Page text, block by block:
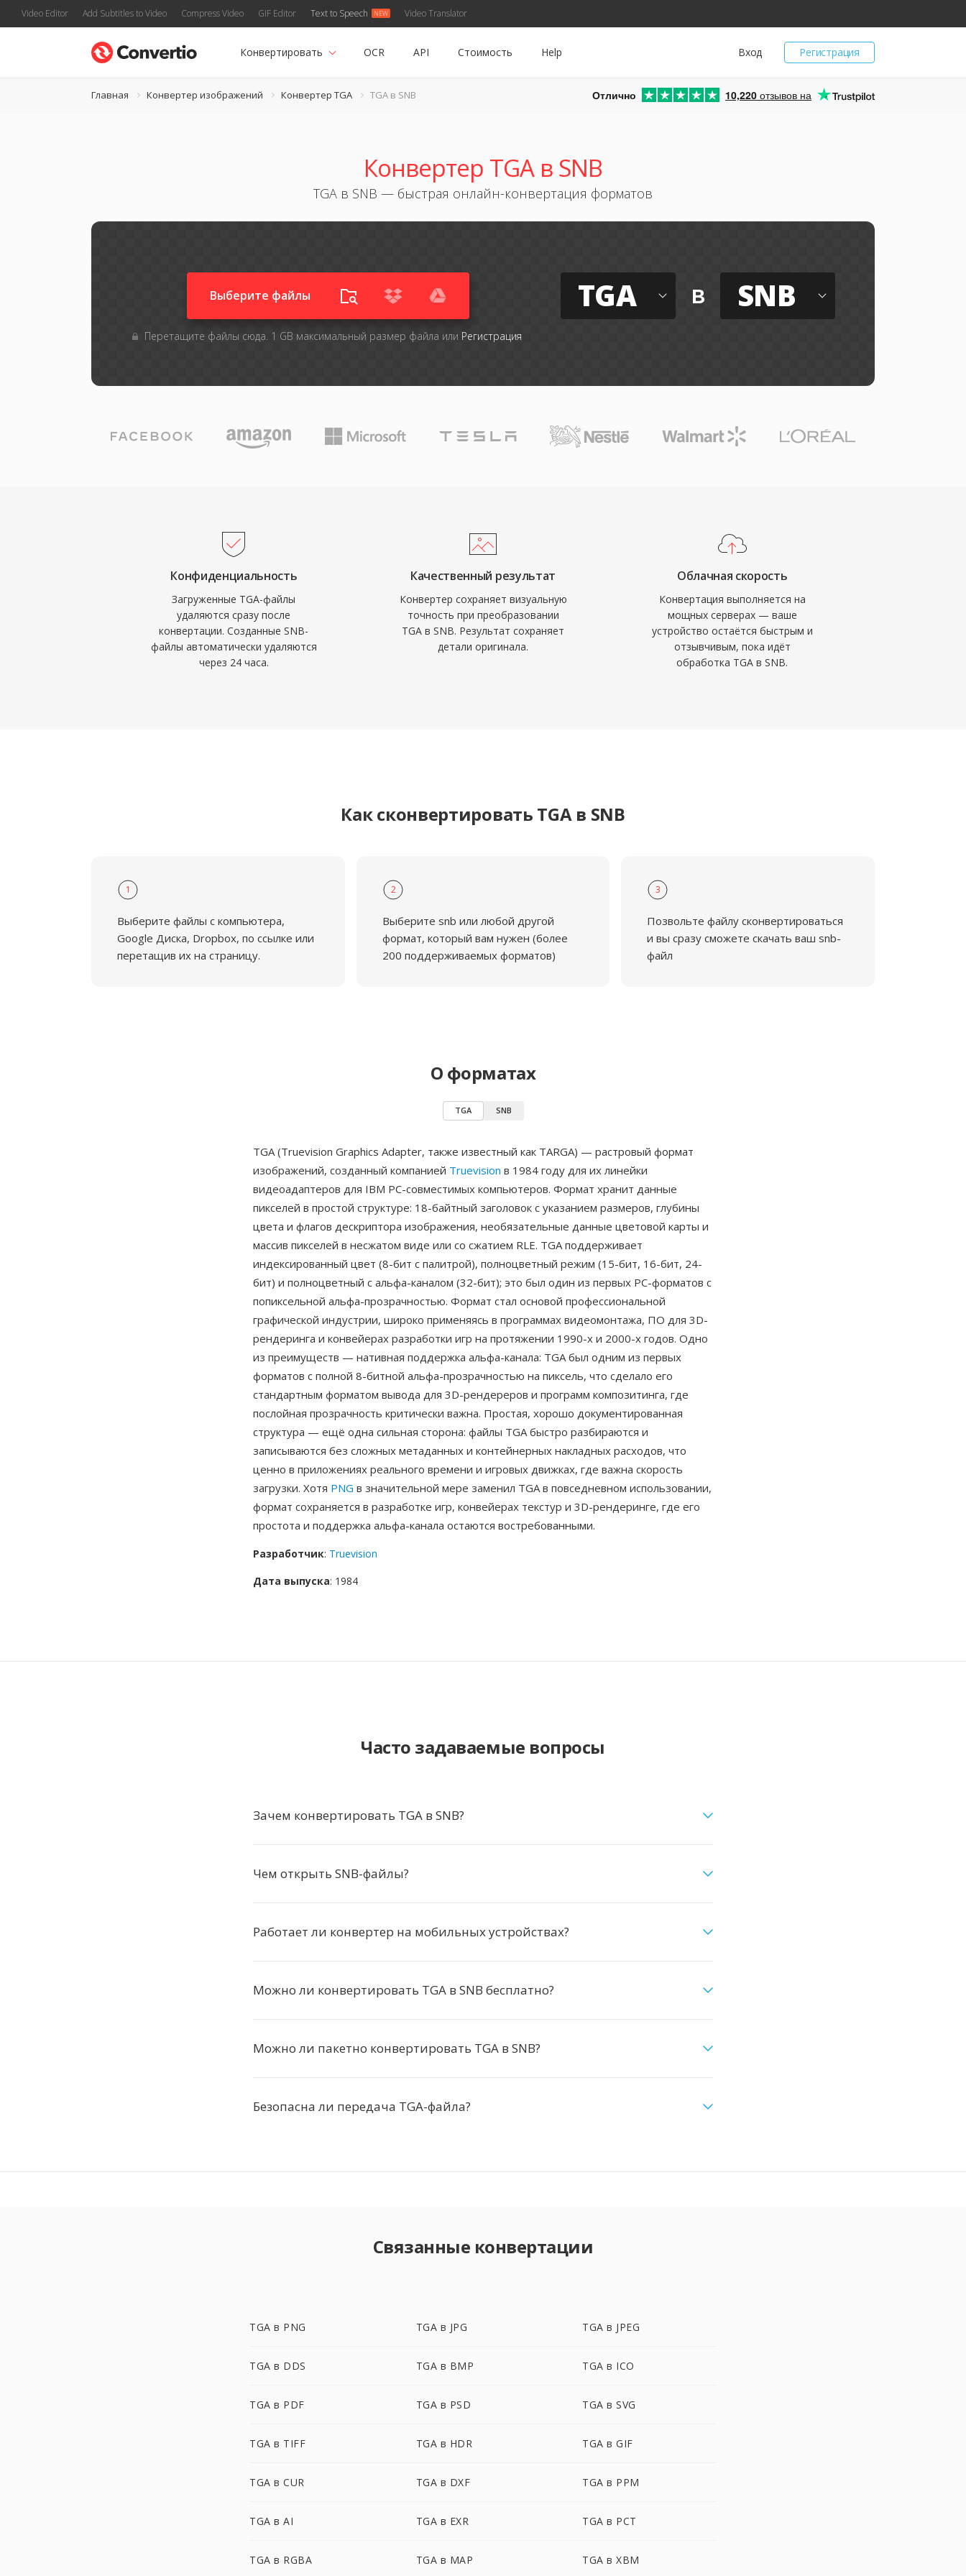
Video Editor Add Subtitles to Video Compress Video GIF Editor Text to Speech Video Translator
Регистрация
Вход
Конвертировать OCR API Стоимость Help
Главная Конвертер изображений Конвертер TGA TGA в SNB Отлично 10,220 отзывов на
Конвертер TGA в SNB
TGA в SNB — быстрая онлайн-конвертация форматов
Выберите файлы
Перетащите файлы сюда. 1 GB максимальный размер файла или Регистрация
TGA в SNB
Конфиденциальность
Загруженные TGA-файлы
удаляются сразу после
конвертации. Созданные SNB-
файлы автоматически удаляются
через 24 часа.
Качественный результат
Конвертер сохраняет визуальную
точность при преобразовании
TGA в SNB. Результат сохраняет
детали оригинала.
Облачная скорость
Конвертация выполняется на
мощных серверах — ваше
устройство остаётся быстрым и
отзывчивым, пока идёт
обработка TGA в SNB.
Как сконвертировать TGA в SNB
1
Выберите файлы с компьютера,
Google Диска, Dropbox, по ссылке или
перетащив их на страницу.
2
Выберите snb или любой другой
формат, который вам нужен (более
200 поддерживаемых форматов)
3
Позвольте файлу сконвертироваться
и вы сразу сможете скачать ваш snb-
файл
О форматах
TGA SNB
TGA (Truevision Graphics Adapter, также известный как TARGA) — растровый формат
изображений, созданный компанией Truevision в 1984 году для их линейки
видеоадаптеров для IBM PC-совместимых компьютеров. Формат хранит данные
пикселей в простой структуре: 18-байтный заголовок с указанием размеров, глубины
цвета и флагов дескриптора изображения, необязательные данные цветовой карты и
массив пикселей в несжатом виде или со сжатием RLE. TGA поддерживает
индексированный цвет (8-бит с палитрой), полноцветный режим (15-бит, 16-бит, 24-
бит) и полноцветный с альфа-каналом (32-бит); это был один из первых PC-форматов с
попиксельной альфа-прозрачностью. Формат стал основой профессиональной
графической индустрии, широко применяясь в программах видеомонтажа, ПО для 3D-
рендеринга и конвейерах разработки игр на протяжении 1990-х и 2000-х годов. Одно
из преимуществ — нативная поддержка альфа-канала: TGA был одним из первых
форматов с полной 8-битной альфа-прозрачностью на пиксель, что сделало его
стандартным форматом вывода для 3D-рендереров и программ композитинга, где
послойная прозрачность критически важна. Простая, хорошо документированная
структура — ещё одна сильная сторона: файлы TGA быстро разбираются и
записываются без сложных метаданных и контейнерных накладных расходов, что
ценно в приложениях реального времени и игровых движках, где важна скорость
загрузки. Хотя PNG в значительной мере заменил TGA в повседневном использовании,
формат сохраняется в разработке игр, конвейерах текстур и 3D-рендеринге, где его
простота и поддержка альфа-канала остаются востребованными.
Разработчик: Truevision
Дата выпуска: 1984
Часто задаваемые вопросы
Зачем конвертировать TGA в SNB?
Чем открыть SNB-файлы?
Работает ли конвертер на мобильных устройствах?
Можно ли конвертировать TGA в SNB бесплатно?
Можно ли пакетно конвертировать TGA в SNB?
Безопасна ли передача TGA-файла?
Связанные конвертации
TGA в PNG TGA в JPG TGA в JPEG
TGA в DDS TGA в BMP TGA в ICO
TGA в PDF TGA в PSD TGA в SVG
TGA в TIFF TGA в HDR TGA в GIF
TGA в CUR TGA в DXF TGA в PPM
TGA в AI TGA в EXR TGA в PCT
TGA в RGBA TGA в MAP TGA в XBM